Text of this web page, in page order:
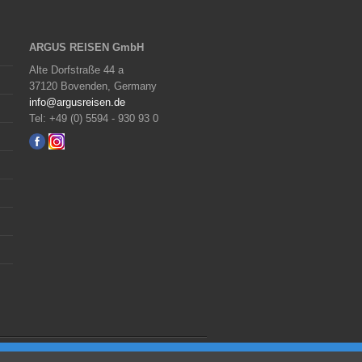
ARGUS REISEN GmbH
Alte Dorfstraße 44 a
37120 Bovenden, Germany
info@argusreisen.de
Tel: +49 (0) 5594 - 930 93 0